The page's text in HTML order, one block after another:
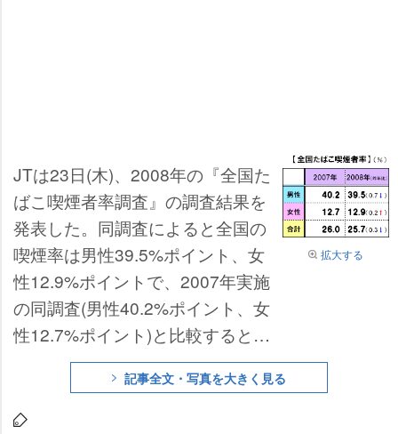
拡大する
JTは23日(木)、2008年の『全国た
ばこ喫煙者率調査』の調査結果を
発表した。同調査によると全国の
喫煙率は男性39.5%ポイント、女
性12.9%ポイントで、2007年実施
の同調査(男性40.2%ポイント、女
性12.7%ポイント)と比較すると、
男性は0.7%ポイント減、女性は0.
2%ポイント増という結果になっ
た。年代別喫煙率を見るとは、男
記事全文・写真を大きく見る